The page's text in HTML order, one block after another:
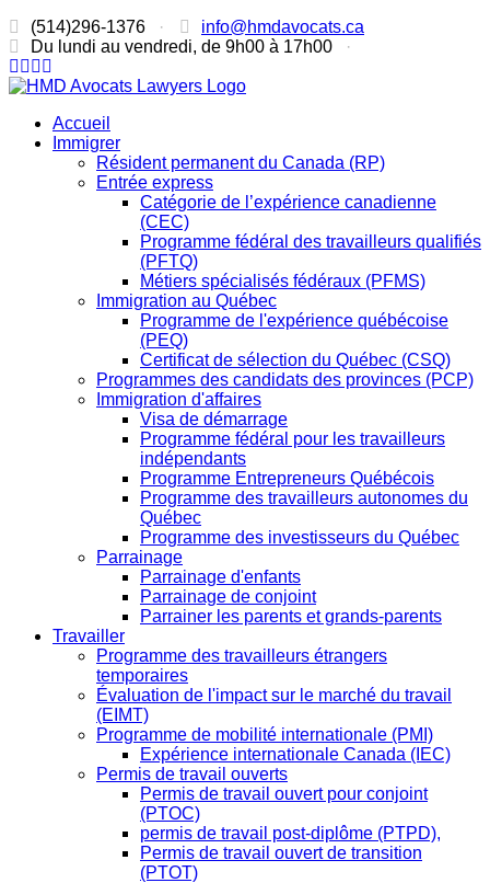
(514)296-1376
·
info@hmdavocats.ca
Du lundi au vendredi, de 9h00 à 17h00
·
Accueil
Immigrer
Résident permanent du Canada (RP)
Entrée express
Catégorie de l’expérience canadienne
(CEC)
Programme fédéral des travailleurs qualifiés
(PFTQ)
Métiers spécialisés fédéraux (PFMS)
Immigration au Québec
Programme de l'expérience québécoise
(PEQ)
Certificat de sélection du Québec (CSQ)
Programmes des candidats des provinces (PCP)
Immigration d'affaires
Visa de démarrage
Programme fédéral pour les travailleurs
indépendants
Programme Entrepreneurs Québécois
Programme des travailleurs autonomes du
Québec
Programme des investisseurs du Québec
Parrainage
Parrainage d'enfants
Parrainage de conjoint
Parrainer les parents et grands-parents
Travailler
Programme des travailleurs étrangers
temporaires
Évaluation de l'impact sur le marché du travail
(EIMT)
Programme de mobilité internationale (PMI)
Expérience internationale Canada (IEC)
Permis de travail ouverts
Permis de travail ouvert pour conjoint
(PTOC)
permis de travail post-diplôme (PTPD),
Permis de travail ouvert de transition
(PTOT)